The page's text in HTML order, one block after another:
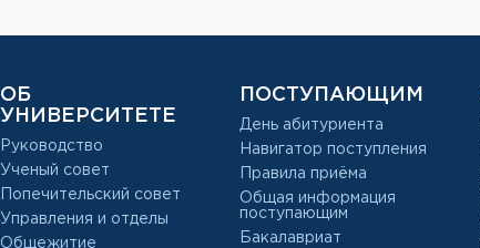
ОБ
УНИВЕРСИТЕТЕ
Руководство
Ученый совет
Попечительский совет
Управления и отделы
Общежитие
ПОСТУПАЮЩИМ
День абитуриента
Навигатор поступления
Правила приёма
Общая информация
поступающим
Бакалавриат